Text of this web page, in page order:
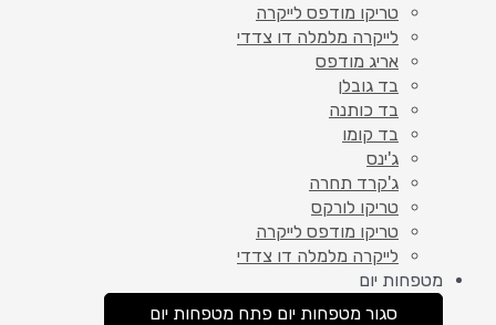
טריקו מודפס לייקרה
לייקרה מלמלה דו צדדי
אריג מודפס
בד גובלן
בד כותנה
בד קומו
ג'ינס
ג'קרד תחרה
טריקו לורקס
טריקו מודפס לייקרה
לייקרה מלמלה דו צדדי
מטפחות יום
סגור מטפחות יום פתח מטפחות יום